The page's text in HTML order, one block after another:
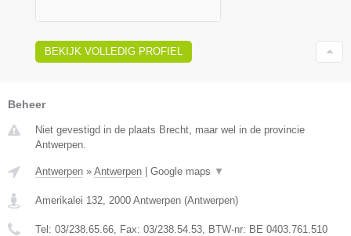
BEKIJK VOLLEDIG PROFIEL
Beheer
Niet gevestigd in de plaats Brecht, maar wel in de provincie
Antwerpen.
Antwerpen » Antwerpen Google maps ▼
Amerikalei 132 2000 Antwerpen (Antwerpen)
Tel: 03/238.65.66 , Fax: 03/238.54.53 , BTW-nr: BE 0403.761.510